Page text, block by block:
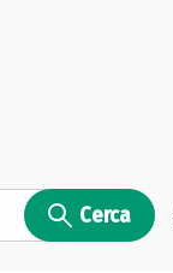
Cerca